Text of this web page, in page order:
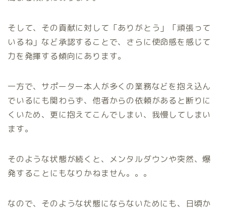
そして、その貢献に対して「ありがとう」「頑張って
いるね」など承認することで、さらに使命感を感じて
力を発揮する傾向にあります。
一方で、サポーター本人が多くの業務などを抱え込ん
でいるにも関わらず、他者からの依頼があると断りに
くいため、更に抱えてこんでしまい、我慢してしまい
ます。
そのような状態が続くと、メンタルダウンや突然、爆
発することにもなりかねません。。。
なので、そのような状態にならないためにも、日頃か